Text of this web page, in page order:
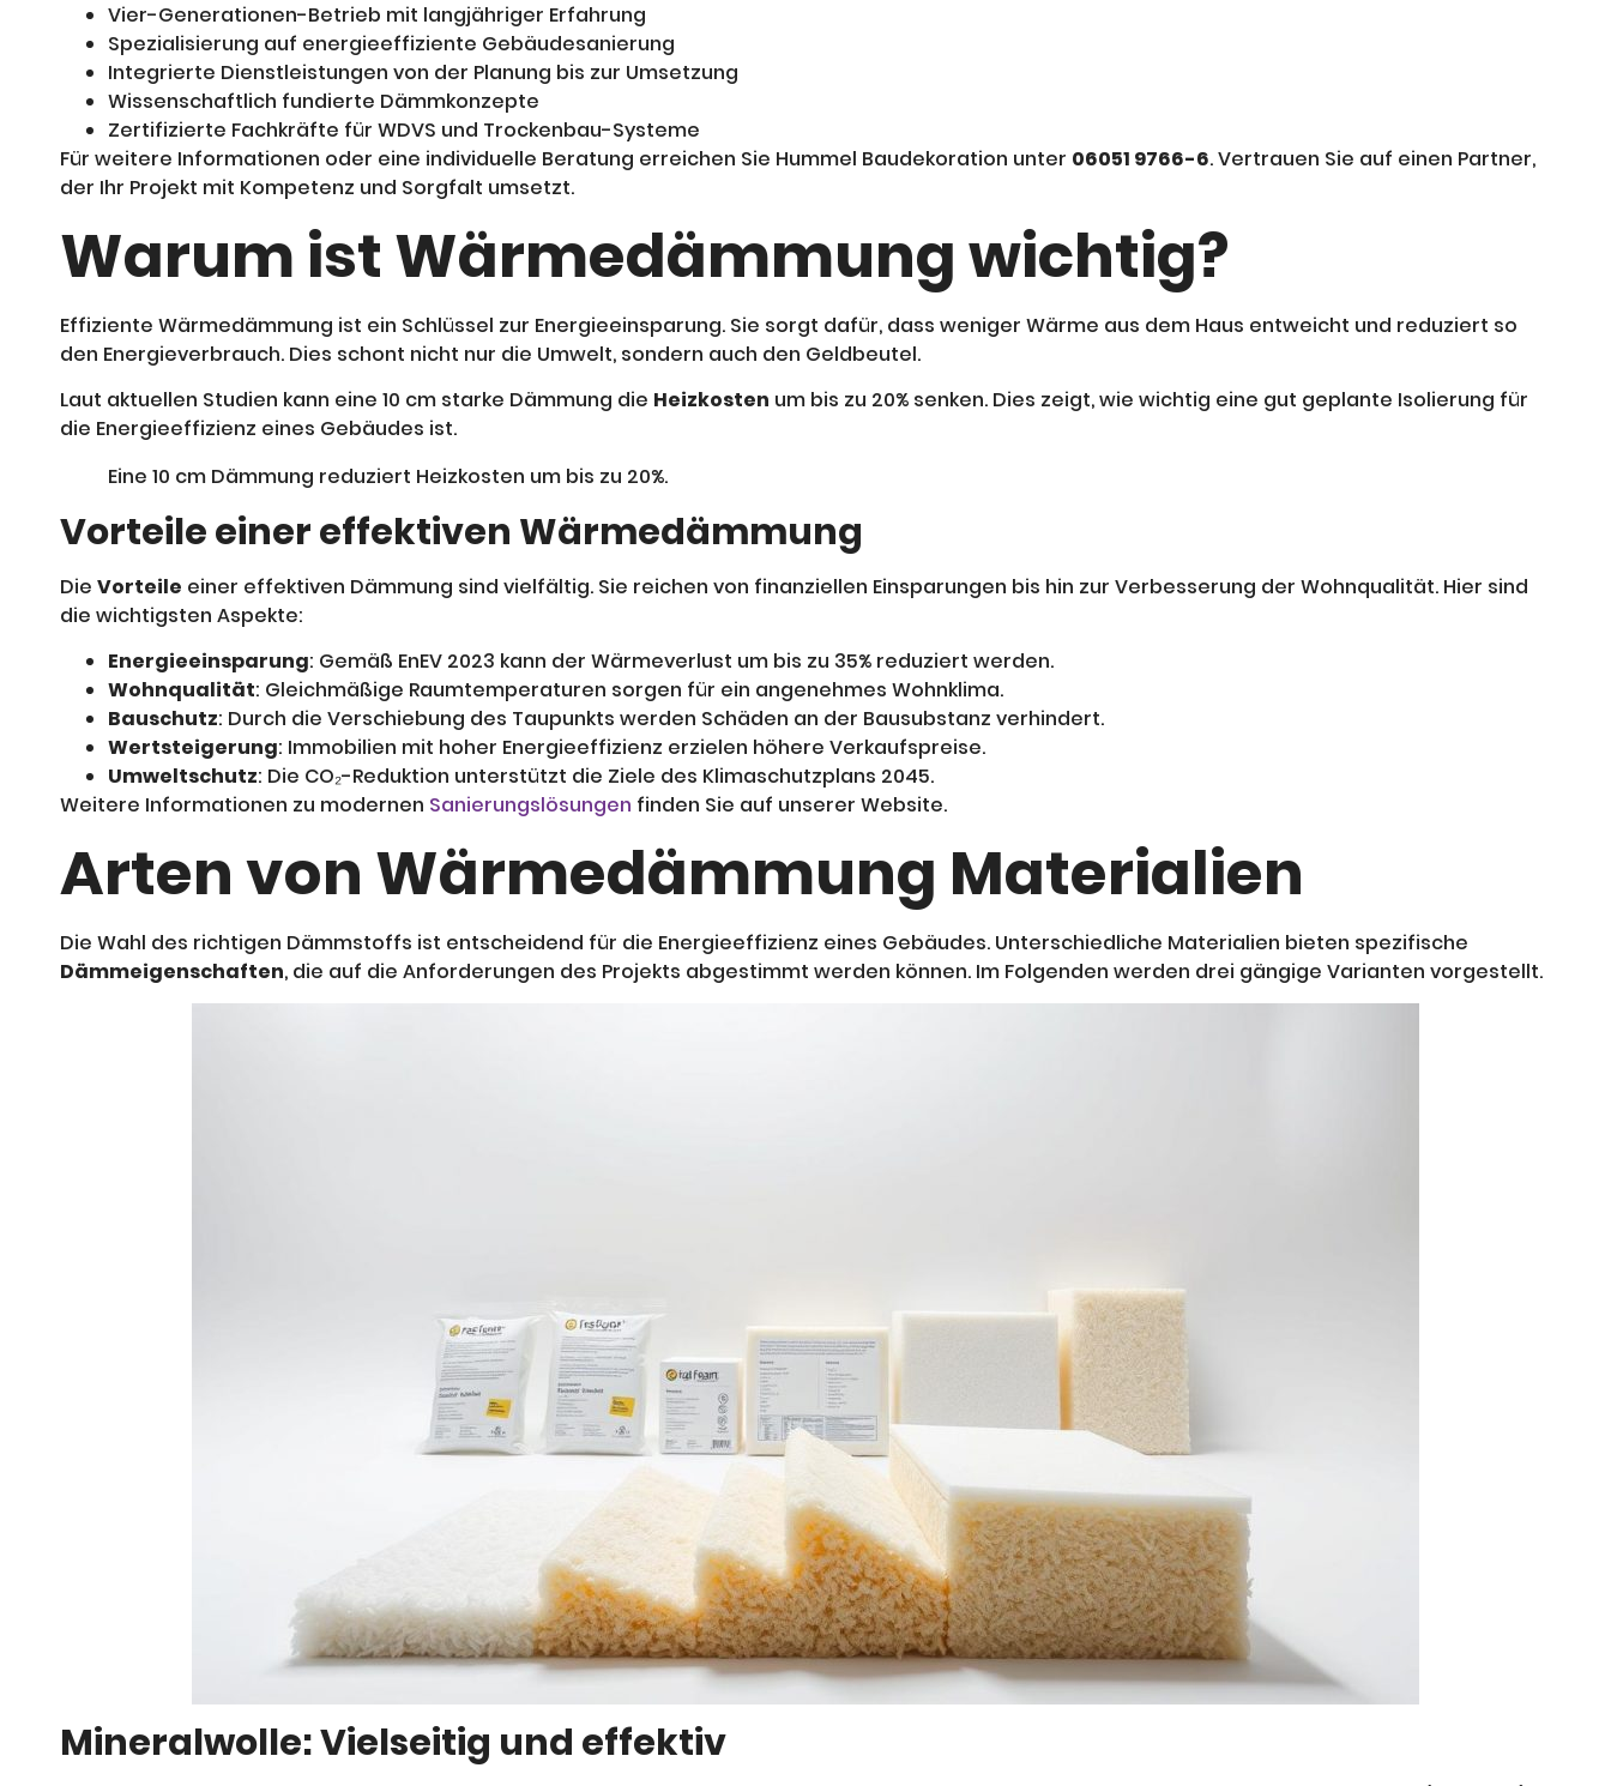
Vier-Generationen-Betrieb mit langjähriger Erfahrung
Spezialisierung auf energieeffiziente Gebäudesanierung
Integrierte Dienstleistungen von der Planung bis zur Umsetzung
Wissenschaftlich fundierte Dämmkonzepte
Zertifizierte Fachkräfte für WDVS und Trockenbau-Systeme
Für weitere Informationen oder eine individuelle Beratung erreichen Sie Hummel Baudekoration unter 06051 9766-6. Vertrauen Sie auf einen Partner,
der Ihr Projekt mit Kompetenz und Sorgfalt umsetzt.
Warum ist Wärmedämmung wichtig?
Effiziente Wärmedämmung ist ein Schlüssel zur Energieeinsparung. Sie sorgt dafür, dass weniger Wärme aus dem Haus entweicht und reduziert so
den Energieverbrauch. Dies schont nicht nur die Umwelt, sondern auch den Geldbeutel.
Laut aktuellen Studien kann eine 10 cm starke Dämmung die Heizkosten um bis zu 20% senken. Dies zeigt, wie wichtig eine gut geplante Isolierung für
die Energieeffizienz eines Gebäudes ist.
Eine 10 cm Dämmung reduziert Heizkosten um bis zu 20%.
Vorteile einer effektiven Wärmedämmung
Die Vorteile einer effektiven Dämmung sind vielfältig. Sie reichen von finanziellen Einsparungen bis hin zur Verbesserung der Wohnqualität. Hier sind
die wichtigsten Aspekte:
Energieeinsparung: Gemäß EnEV 2023 kann der Wärmeverlust um bis zu 35% reduziert werden.
Wohnqualität: Gleichmäßige Raumtemperaturen sorgen für ein angenehmes Wohnklima.
Bauschutz: Durch die Verschiebung des Taupunkts werden Schäden an der Bausubstanz verhindert.
Wertsteigerung: Immobilien mit hoher Energieeffizienz erzielen höhere Verkaufspreise.
Umweltschutz: Die CO₂-Reduktion unterstützt die Ziele des Klimaschutzplans 2045.
Weitere Informationen zu modernen Sanierungslösungen finden Sie auf unserer Website.
Arten von Wärmedämmung Materialien
Die Wahl des richtigen Dämmstoffs ist entscheidend für die Energieeffizienz eines Gebäudes. Unterschiedliche Materialien bieten spezifische
Dämmeigenschaften, die auf die Anforderungen des Projekts abgestimmt werden können. Im Folgenden werden drei gängige Varianten vorgestellt.
Mineralwolle: Vielseitig und effektiv